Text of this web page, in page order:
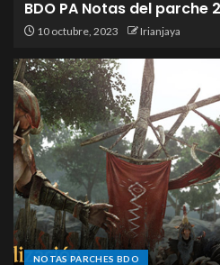
BDO PA Notas del parche
10 octubre, 2023 Irianjaya
NOTAS PARCHES BDO